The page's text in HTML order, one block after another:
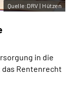
in die
Rentenrecht
Quelle:DRV | Hützen